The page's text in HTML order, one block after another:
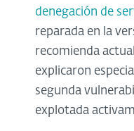
denegación de
reparada en la
recomienda
explicaron
segunda
explotada